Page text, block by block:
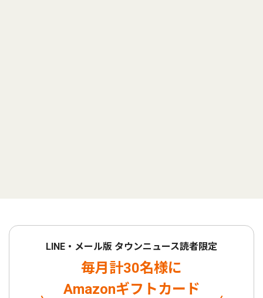
LINE・メール版 タウンニュース読者限定
毎月計30名様に
Amazonギフトカード